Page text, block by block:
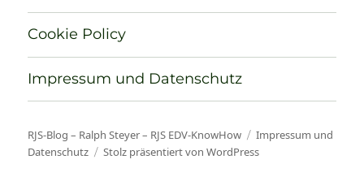
Cookie Policy
Impressum und Datenschutz
RJS-Blog – Ralph Steyer – RJS EDV-KnowHow
Impressum und
Datenschutz
Stolz präsentiert von WordPress